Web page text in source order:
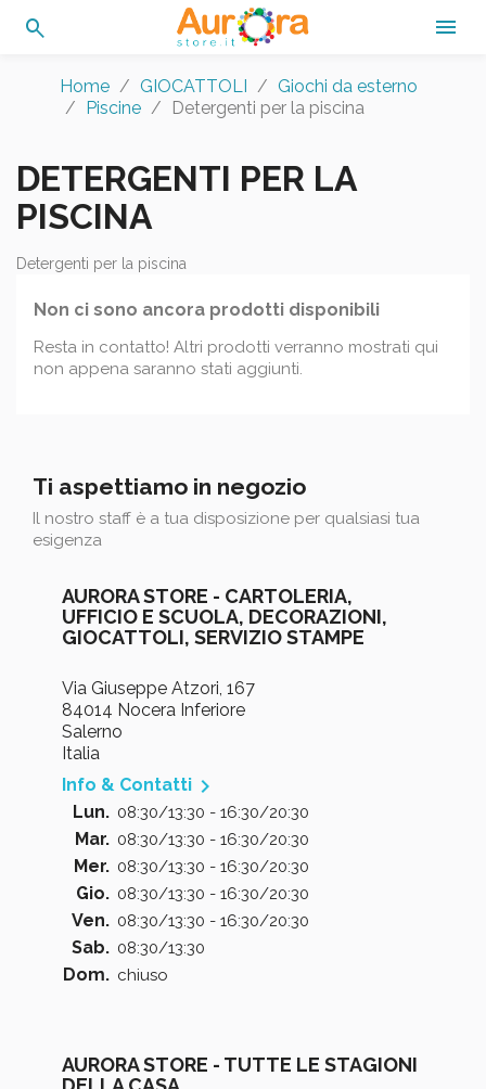
search 
Home GIOCATTOLI
Giochi da esterno
Piscine
Detergenti per la piscina
DETERGENTI PER LA
PISCINA
Detergenti per la piscina
Non ci sono ancora prodotti disponibili
Resta in contatto! Altri prodotti verranno mostrati qui
non appena saranno stati aggiunti.
Ti aspettiamo in negozio
Il nostro staff è a tua disposizione per qualsiasi tua
esigenza
AURORA STORE - CARTOLERIA,
UFFICIO E SCUOLA, DECORAZIONI,
GIOCATTOLI, SERVIZIO STAMPE
Via Giuseppe Atzori, 167
84014 Nocera Inferiore
Salerno
Italia
Info & Contatti 
Lun. 08:30/13:30 - 16:30/20:30
Mar. 08:30/13:30 - 16:30/20:30
Mer. 08:30/13:30 - 16:30/20:30
Gio. 08:30/13:30 - 16:30/20:30
Ven. 08:30/13:30 - 16:30/20:30
Sab. 08:30/13:30
Dom. chiuso
AURORA STORE - TUTTE LE STAGIONI